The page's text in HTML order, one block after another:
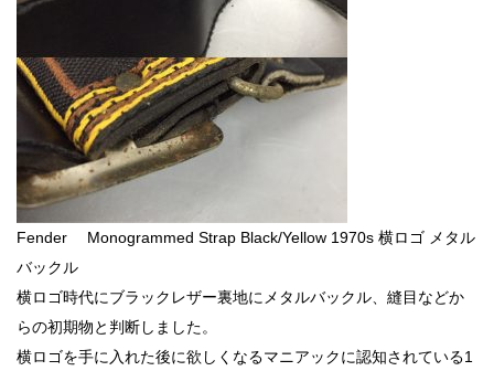
Fender Monogrammed Strap Black/Yellow 1970s 横ロゴ メタル
バックル
横ロゴ時代にブラックレザー裏地にメタルバックル、縫目などか
らの初期物と判断しました。
横ロゴを手に入れた後に欲しくなるマニアックに認知されている1